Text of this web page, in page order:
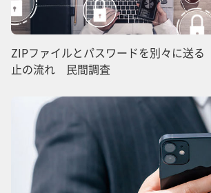
ZIPファイルとパスワードを別々に送る
止の流れ 民間調査